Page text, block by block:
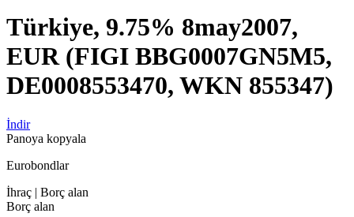
Türkiye, 9.75% 8may2007,
EUR (FIGI BBG0007GN5M5,
DE0008553470, WKN 855347)
İndir
Panoya kopyala
Eurobondlar
İhraç | Borç alan
Borç alan